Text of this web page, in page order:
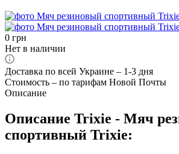
0 грн
Нет в наличии
Доставка по всей Украине – 1-3 дня
Стоимость – по тарифам Новой Почты
Описание
Описание Trixie - Мяч
спортивный Trixie: